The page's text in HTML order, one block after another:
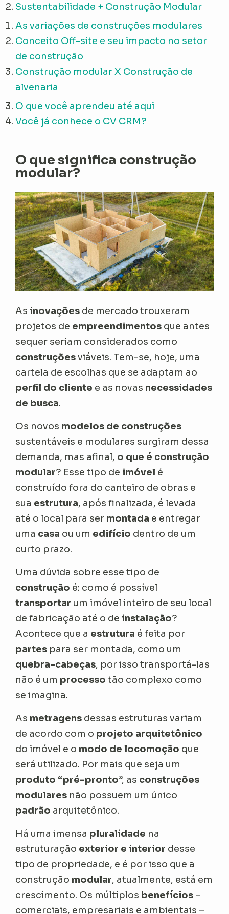
Sustentabilidade + Construção Modular
As variações de construções modulares
Conceito Off-site e seu impacto no setor
de construção
Construção modular X Construção de
alvenaria
O que você aprendeu até aqui
Você já conhece o CV CRM?
O que significa construção
modular?
As inovações de mercado trouxeram
projetos de empreendimentos que antes
sequer seriam considerados como
construçõesviáveis. Tem-se, hoje, uma
cartela de escolhas que se adaptam ao
perfil do cliente e as novas necessidades
de busca.
Os novos modelos de construções
sustentáveis e modulares surgiram dessa
demanda, mas afinal, o que é construção
modular? Esse tipo de imóvel é
construído fora do canteiro de obras e
sua estrutura, após finalizada, é levada
até o local para ser montada e entregar
uma casa ou um edifício dentro de um
curto prazo.
Uma dúvida sobre esse tipo de
construção é: como é possível
transportar um imóvel inteiro de seu local
de fabricação até o de instalação?
Acontece que a estrutura é feita por
partes para ser montada, como um
quebra-cabeças, por isso transportá-las
não é um processo tão complexo como
se imagina.
As metragens dessas estruturas variam
de acordo com o projeto arquitetônico
do imóvel e o modo de locomoção que
será utilizado. Por mais que seja um
produto “pré-pronto”, as construções
modulares não possuem um único
padrão arquitetônico.
Há uma imensa pluralidade na
estruturação exterior e interior desse
tipo de propriedade, e é por isso que a
construção modular, atualmente, está em
crescimento. Os múltiplos benefícios –
comerciais, empresariais e ambientais –